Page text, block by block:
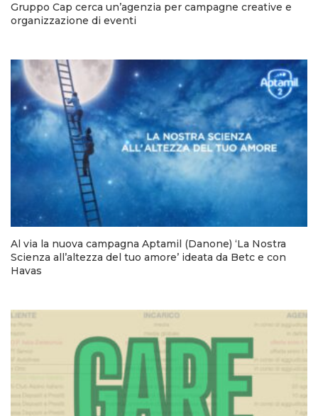
Gruppo Cap cerca un’agenzia per campagne creative e
organizzazione di eventi
Al via la nuova campagna Aptamil (Danone) ‘La Nostra
Scienza all’altezza del tuo amore’ ideata da Betc e con
Havas